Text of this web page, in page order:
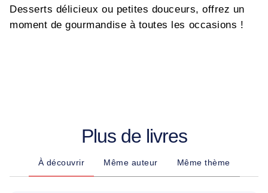
Desserts délicieux ou petites douceurs, offrez un
moment de gourmandise à toutes les occasions !
Plus de livres
À découvrir Même auteur Même thème